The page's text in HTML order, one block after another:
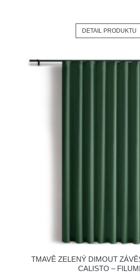
DETAIL PRODUKTU
TMAVĚ ZELENÝ DIMOUT
CALISTO – FILUMI